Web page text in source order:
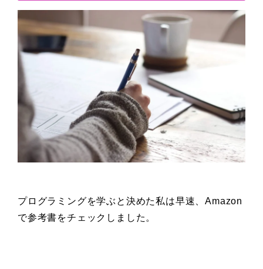
プログラミングを学ぶと決めた私は早速、Amazon
で参考書をチェックしました。